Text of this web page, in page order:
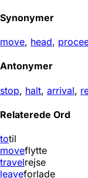
Synonymer
move, head,
Antonymer
stop, halt, arrival,
Relaterede Ord
totil
moveflytte
travelrejse
leaveforlade